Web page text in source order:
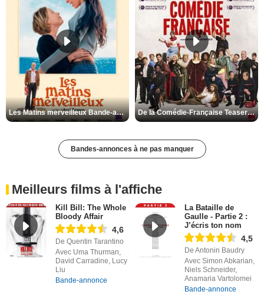
Les Matins merveilleux Bande-annonce VF De la Comédie-Française Teaser VF
Bandes-annonces à ne pas manquer
Meilleurs films à l'affiche
Kill Bill: The Whole
Bloody Affair
4,6
De Quentin Tarantino
Avec Uma Thurman,
David Carradine, Lucy
Liu
Bande-annonce
La Bataille de
Gaulle - Partie 2 :
J’écris ton nom
4,5
De Antonin Baudry
Avec Simon Abkarian,
Niels Schneider,
Anamaria Vartolomei
Bande-annonce